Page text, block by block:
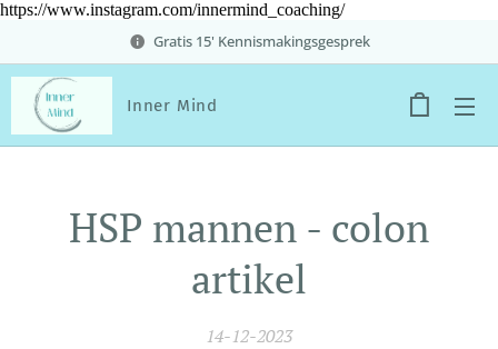
https://www.instagram.com/innermind_coaching/
Gratis 15' Kennismakingsgesprek
Inner Mind
HSP mannen - colon
artikel
14-12-2023